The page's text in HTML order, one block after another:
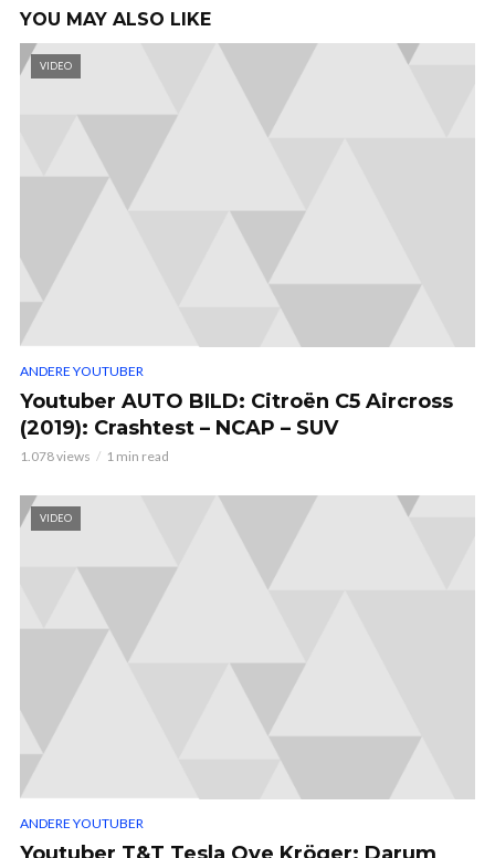
YOU MAY ALSO LIKE
VIDEO
ANDERE YOUTUBER
Youtuber AUTO BILD: Citroën C5 Aircross
(2019): Crashtest – NCAP – SUV
1.078 views 1 min read
VIDEO
ANDERE YOUTUBER